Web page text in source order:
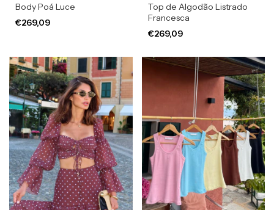
Body Poá Luce
€269,09
Top de Algodão Listrado
Francesca
€269,09